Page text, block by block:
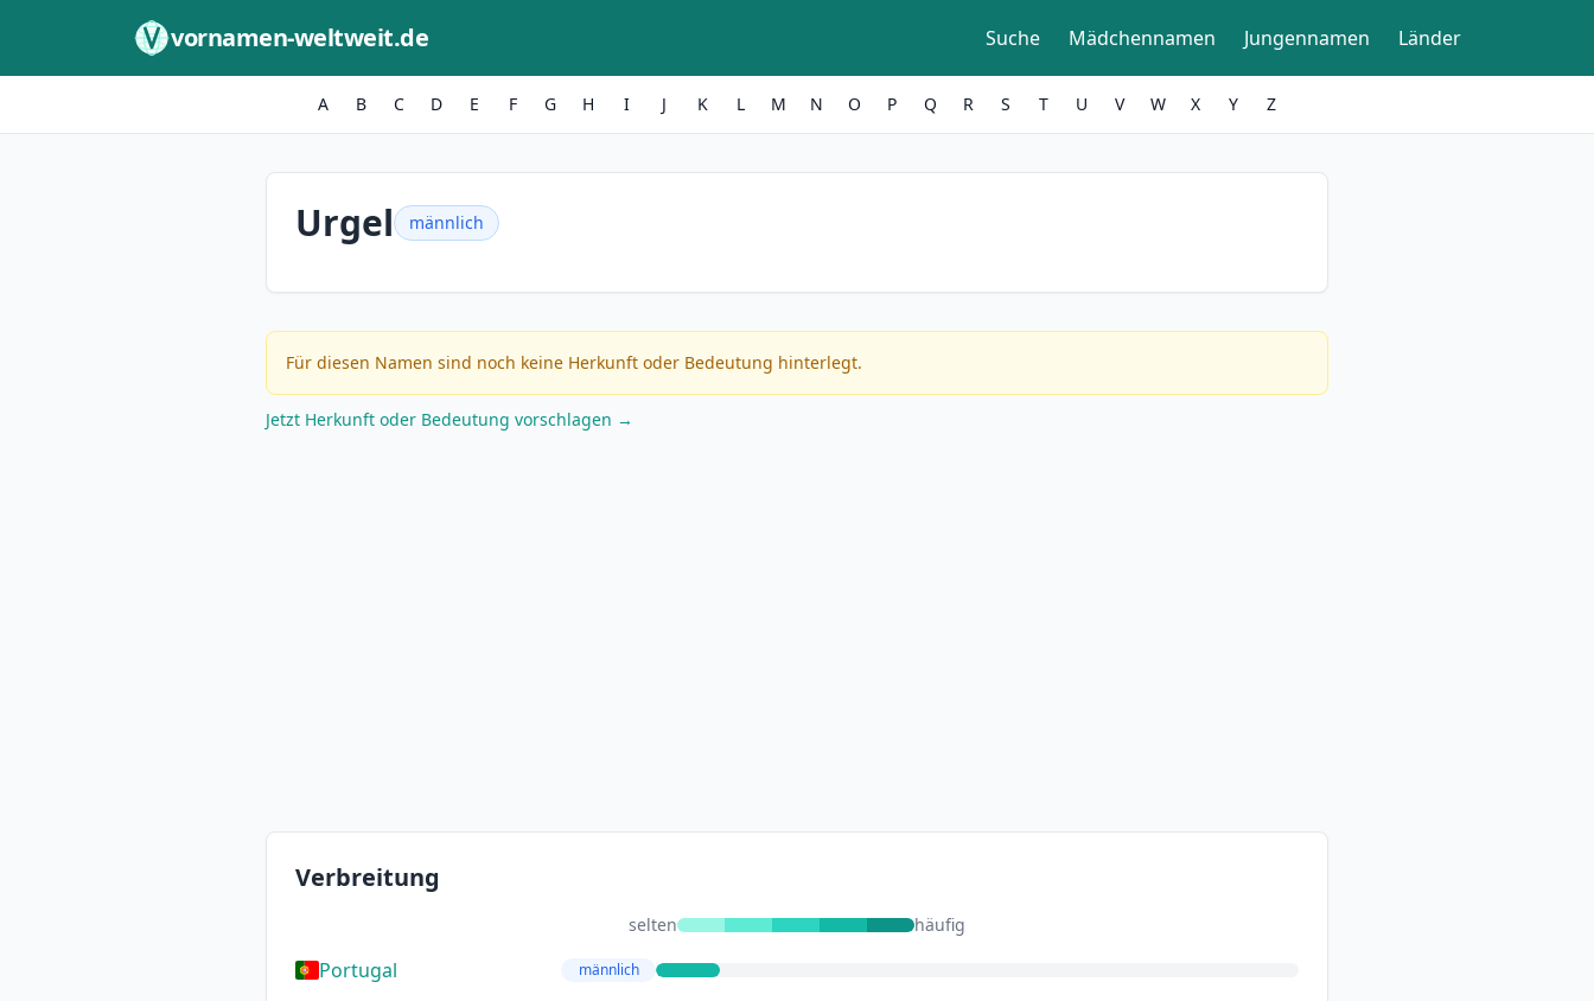
vornamen-weltweit.de Suche Mädchennamen Jungennamen Länder
A B C D E F G H I J K L M N O P Q R S T U V W X Y Z
Urgel männlich
Für diesen Namen sind noch keine Herkunft oder Bedeutung hinterlegt.
Jetzt Herkunft oder Bedeutung vorschlagen →
Verbreitung
selten häufig
Portugal männlich